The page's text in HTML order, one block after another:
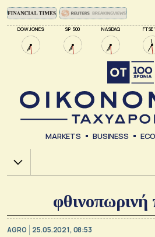
DOW JONES SP 500 NASDAQ FTSE
MARKETS BUSINESS
Χ.Α.
AGRO 25.05.2021, 08:53